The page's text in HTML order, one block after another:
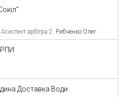
Асистент арбітра 2: Рибченко Олег
Доставка Води